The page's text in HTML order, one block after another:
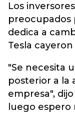
Los
preocupados
dedica a
Tesla
"Se necesita
posterior a la
empresa",
luego